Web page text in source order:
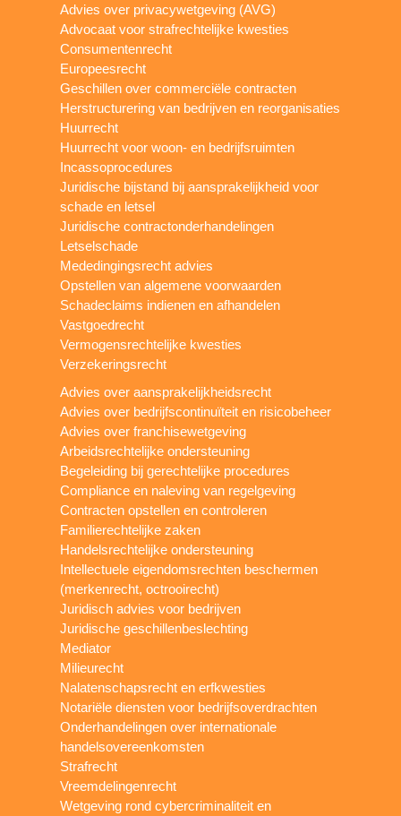
Advies over privacywetgeving (AVG)
Advocaat voor strafrechtelijke kwesties
Consumentenrecht
Europeesrecht
Geschillen over commerciële contracten
Herstructurering van bedrijven en reorganisaties
Huurrecht
Huurrecht voor woon- en bedrijfsruimten
Incassoprocedures
Juridische bijstand bij aansprakelijkheid voor
schade en letsel
Juridische contractonderhandelingen
Letselschade
Mededingingsrecht advies
Opstellen van algemene voorwaarden
Schadeclaims indienen en afhandelen
Vastgoedrecht
Vermogensrechtelijke kwesties
Verzekeringsrecht
Advies over aansprakelijkheidsrecht
Advies over bedrijfscontinuïteit en risicobeheer
Advies over franchisewetgeving
Arbeidsrechtelijke ondersteuning
Begeleiding bij gerechtelijke procedures
Compliance en naleving van regelgeving
Contracten opstellen en controleren
Familierechtelijke zaken
Handelsrechtelijke ondersteuning
Intellectuele eigendomsrechten beschermen
(merkenrecht, octrooirecht)
Juridisch advies voor bedrijven
Juridische geschillenbeslechting
Mediator
Milieurecht
Nalatenschapsrecht en erfkwesties
Notariële diensten voor bedrijfsoverdrachten
Onderhandelingen over internationale
handelsovereenkomsten
Strafrecht
Vreemdelingenrecht
Wetgeving rond cybercriminaliteit en